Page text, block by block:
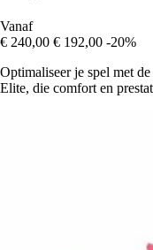
Vanaf
€ 240,00 € 192,00 -20%
Optimaliseer je spel met
Elite, die comfort en